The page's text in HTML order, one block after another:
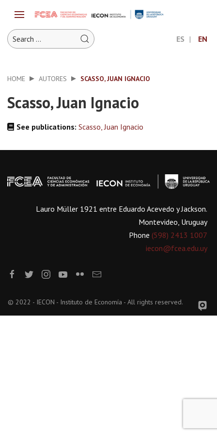
ES EN
HOME AUTORES SCASSO, JUAN IGNACIO
Scasso, Juan Ignacio
See publications: Scasso, Juan Ignacio
Lauro Müller 1921 entre Eduardo Acevedo y Jackson.
Montevideo, Uruguay
Phone (598) 2413 1007
iecon@fcea.edu.uy
© 2022 - IECON - Instituto de Economía - All rights reserved.